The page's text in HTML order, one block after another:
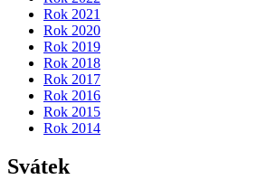
Rok 2021
Rok 2020
Rok 2019
Rok 2018
Rok 2017
Rok 2016
Rok 2015
Rok 2014
Svátek